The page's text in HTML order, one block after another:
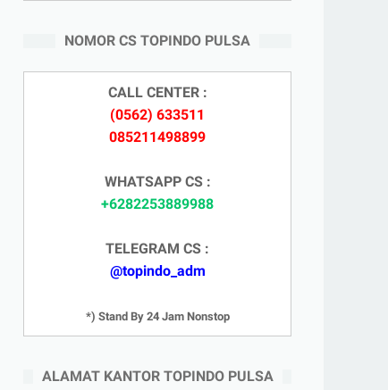
NOMOR CS TOPINDO PULSA
CALL CENTER :
(0562) 633511
085211498899
WHATSAPP CS :
+6282253889988
TELEGRAM CS :
@topindo_adm
*) Stand By 24 Jam Nonstop
ALAMAT KANTOR TOPINDO PULSA